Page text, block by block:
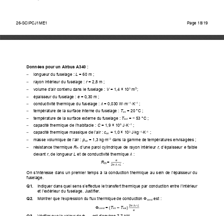
26-SCIPCJ1ME1 Page 18/19
Données pour un Airbus A340 :
–
    longueur du fuselage :
L = 60 m ;
–
    rayon intérieur du fuselage :
r = 2,8 m ;
–
    volume d’air contenu dans le fuselage :
V = 1,4 × 103 m3;
–
    épaisseur du fuselage :
e = 0,30 m ;
–
    conductivité thermique du fuselage :
λ = 0,030 W·m−1 ·K−1 ;
–
    température de la surface interne du fuselage :
Tint = 20 °C ;
–
    température de la surface externe du fuselage :
Text = − 53 °C ;
–
    capacité thermique de l’habitacle :
C = 1,9 × 106 J·K‒1 ;
–
    capacité thermique massique de l’air :
cair = 1,0 × 103 J∙kg 1∙K ‒1 ;
–
    masse volumique de l’air :
ρair = 1,3 kg∙m‒3 dans la gamme de températures envisagées ;
–
    résistance    thermique
Rth d’une paroi cylindrique de rayon intérieur r, d’épaisseur e faible
devant r, de longueur L et de conductivité thermique λ :
Rth=
e
2π λ r L
On  s’intéresse  dans  un  premier  temps  à  la  conduction  thermique  au  sein  de  l’épaisseur  du
fuselage.
Q1.
Indiquer dans quel sens s’effectue le transfert thermique par conduction entre l’intérieur
et l’extérieur du fuselage. Justifier.
Q2.
Montrer que l’expression du flux thermique de conduction Фcond est :
Фcond = (Tint – Text) 2π λ r L
e